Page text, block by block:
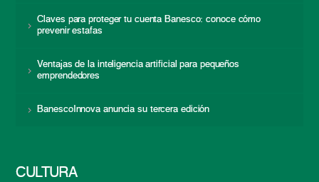
Claves para proteger tu cuenta Banesco: conoce cómo
prevenir estafas
Ventajas de la inteligencia artificial para pequeños
emprendedores
BanescoInnova anuncia su tercera edición
CULTURA